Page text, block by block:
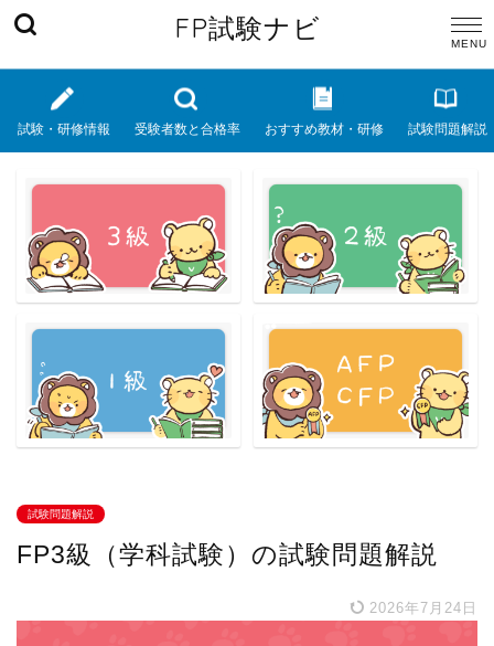
FP試験ナビ
試験・研修情報 受験者数と合格率 おすすめ教材・研修 試験問題解説
試験問題解説
FP3級（学科試験）の試験問題解説
2026年7月24日